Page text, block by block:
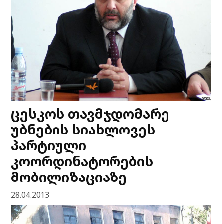
ცესკოს თავმჯდომარე
უბნების სიახლოვეს
პარტიული
კოორდინატორების
მობილიზაციაზე
28.04.2013